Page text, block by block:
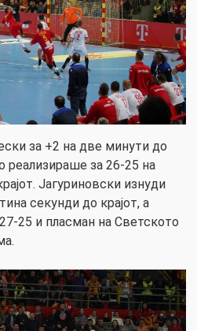
за +2 на две минути до
реализираше за 26-25 на
Јагуриновски изнуди
секунди до крајот, а
25 и пласман на Светското